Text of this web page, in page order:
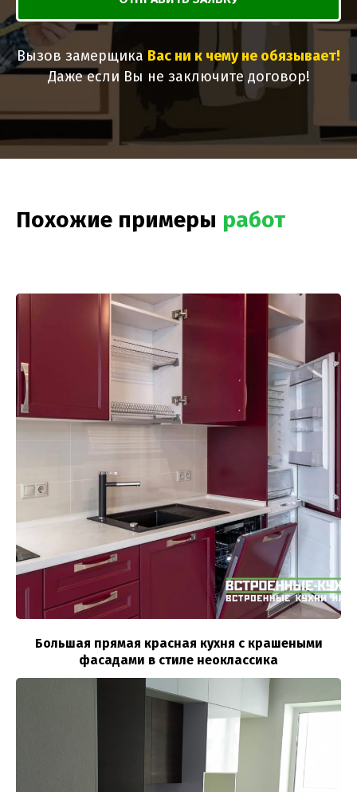
Вызов замерщика Вас ни к чему не обязывает!
Даже если Вы не заключите договор!
Похожие примеры работ
Большая прямая красная кухня с крашеными
фасадами в стиле неоклассика